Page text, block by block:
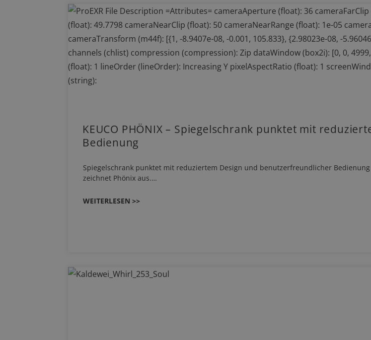
KEUCO PHÖNIX – Spiegelschrank punktet mit
Bedienung
Spiegelschrank punktet mit reduziertem Design und benutzerfreundlicher
zeichnet Phönix aus.…
WEITERLESEN >>